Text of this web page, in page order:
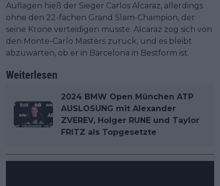
Auflagen hieß der Sieger Carlos Alcaraz, allerdings
ohne den 22-fachen Grand Slam-Champion, der
seine Krone verteidigen musste. Alcaraz zog sich von
den Monte-Carlo Masters zurück, und es bleibt
abzuwarten, ob er in Barcelona in Bestform ist.
Weiterlesen
2024 BMW Open München ATP
AUSLOSUNG mit Alexander
ZVEREV, Holger RUNE und Taylor
FRITZ als Topgesetzte